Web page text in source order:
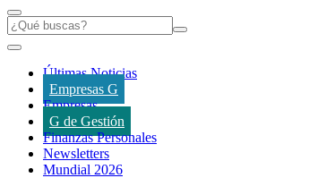
Últimas Noticias
Empresas G
Empresas
G de Gestión
Finanzas Personales
Newsletters
Mundial 2026